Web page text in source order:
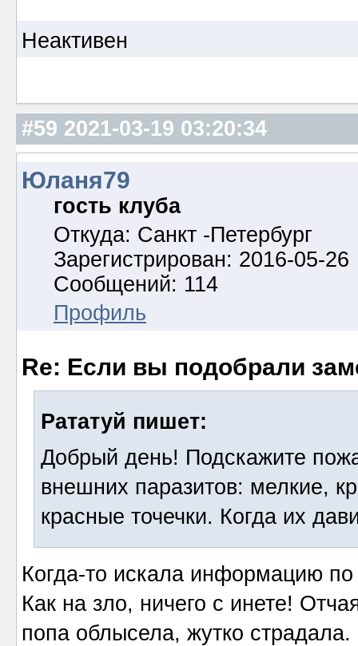
Неактивен
#59 2021-03-19 03:20:34
Юланя79
гость клуба
Откуда: Санкт -Петербург
Зарегистрирован: 2016-05-26
Сообщений: 114
Профиль
Re: Если вы подобрали
Рататуй пишет:
Добрый день! Подскажите
внешних паразитов: мелкие,
красные точечки. Когда их
Когда-то искала информацию
Как на зло, ничего с инете!
попа облысела, жутко